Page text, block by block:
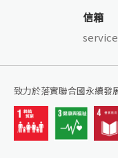
信箱
致力於落實聯合國永續發